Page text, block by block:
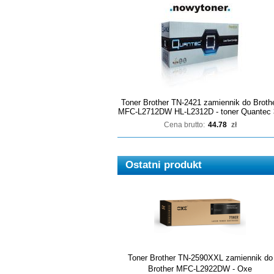
Toner Brother TN-2421 zamiennik do
MFC-L2712DW HL-L2312D - toner Quantec
Cena brutto: 44.78 zł
Ostatni produkt
Toner Brother TN-2590XXL zamiennik do
Brother MFC-L2922DW - Oxe